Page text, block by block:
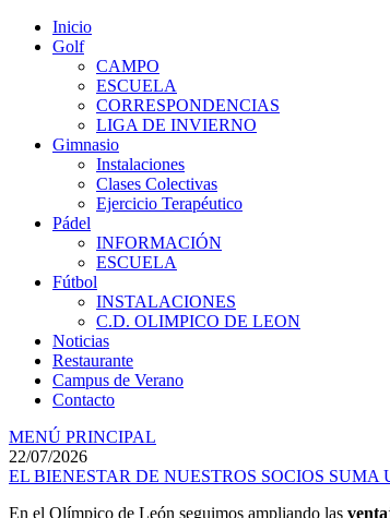
Inicio
Golf
CAMPO
ESCUELA
CORRESPONDENCIAS
LIGA DE INVIERNO
Gimnasio
Instalaciones
Clases Colectivas
Ejercicio Terapéutico
Pádel
INFORMACIÓN
ESCUELA
Fútbol
INSTALACIONES
C.D. OLIMPICO DE LEON
Noticias
Restaurante
Campus de Verano
Contacto
MENÚ PRINCIPAL
22/07/2026
EL BIENESTAR DE NUESTROS SOCIOS
En el Olímpico de León seguimos ampliando las